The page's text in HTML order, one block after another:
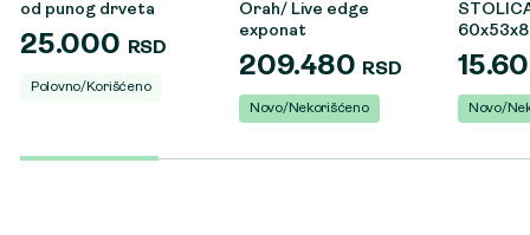
od punog drveta
25.000 RSD
Polovno/Korišćeno
Orah/ Live edge
exponat
209.480 RSD
Novo/Nekorišćeno Novo/